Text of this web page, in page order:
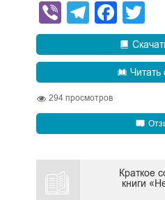
Viber
Читать
294 просмотров
Краткое
книги